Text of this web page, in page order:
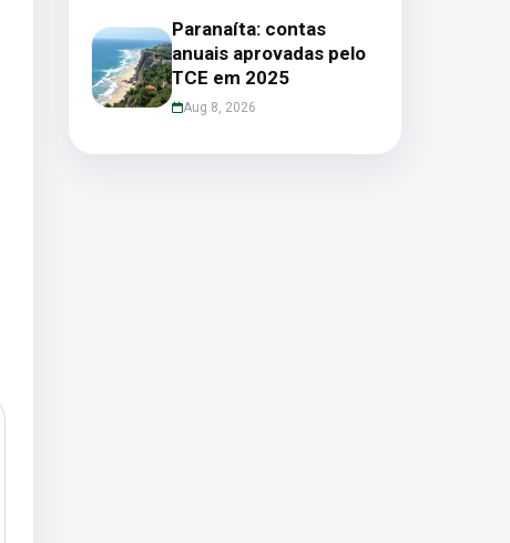
Paranaíta: contas
anuais aprovadas pelo
TCE em 2025
Aug 8, 2026